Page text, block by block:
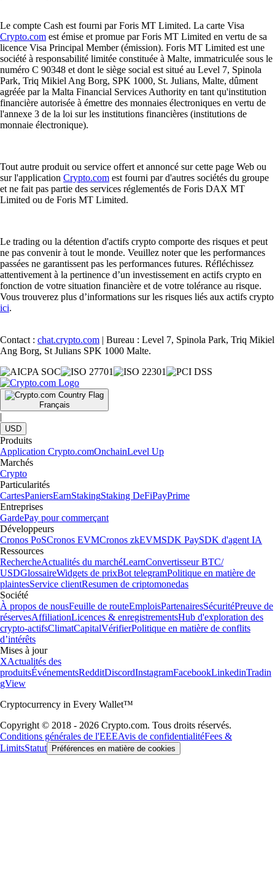
Le compte Cash est fourni par Foris MT Limited. La carte Visa
Crypto.com est émise et promue par Foris MT Limited en vertu de sa
licence Visa Principal Member (émission). Foris MT Limited est une
société à responsabilité limitée constituée à Malte, immatriculée sous le
numéro C 90348 et dont le siège social est situé au Level 7, Spinola
Park, Triq Mikiel Ang Borg, SPK 1000, St. Julians, Malte, dûment
agréée par la Malta Financial Services Authority en tant qu'institution
financière autorisée à émettre des monnaies électroniques en vertu de
l'annexe 3 de la loi sur les institutions financières (institutions de
monnaie électronique).
Tout autre produit ou service offert et annoncé sur cette page Web ou
sur l'application Crypto.com est fourni par d'autres sociétés du groupe
et ne fait pas partie des services réglementés de Foris DAX MT
Limited ou de Foris MT Limited.
Le trading ou la détention d'actifs crypto comporte des risques et peut
ne pas convenir à tout le monde. Veuillez noter que les performances
passées ne garantissent pas les performances futures. Réfléchissez
attentivement à la pertinence d’un investissement en actifs crypto en
fonction de votre situation financière et de votre tolérance au risque.
Vous trouverez plus d’informations sur les risques liés aux actifs crypto
ici.
Contact : chat.crypto.com | Bureau : Level 7, Spinola Park, Triq Mikiel
Ang Borg, St Julians SPK 1000 Malte.
Français
|
USD
Produits
Application Crypto.comOnchainLevel Up
Marchés
Crypto
Particularités
CartesPaniersEarnStakingStaking DeFiPayPrime
Entreprises
GardePay pour commerçant
Développeurs
Cronos PoSCronos EVMCronos zkEVMSDK PaySDK d'agent IA
Ressources
RechercheActualités du marchéLearnConvertisseur BTC/
USDGlossaireWidgets de prixBot telegramPolitique en matière de
plaintesService clientResumen de criptomonedas
Société
À propos de nousFeuille de routeEmploisPartenairesSécuritéPreuve de
réservesAffiliationLicences & enregistrementsHub d'exploration des
crypto-actifsClimatCapitalVérifierPolitique en matière de conflits
d’intérêts
Mises à jour
XActualités des
produitsÉvénementsRedditDiscordInstagramFacebookLinkedinTradin
gView
Cryptocurrency in Every Wallet™
Copyright © 2018 - 2026 Crypto.com. Tous droits réservés.
Conditions générales de l'EEEAvis de confidentialitéFees &
LimitsStatut Préférences en matière de cookies